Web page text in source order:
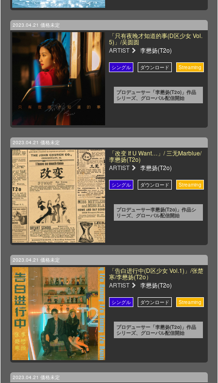
2023.04.21 価格未定
「只有夜晚才知道的事(D区少女 Vol.
5)」/吴圆圆
ARTIST
李懋扬(T2o)
プロデューサー「李懋扬(T2o)」作品
シリーズ、グローバル配信開始
2023.04.21 価格未定
「改变 If U Want…」/ 三无Marblue/
李懋扬(T2o)
ARTIST
李懋扬(T2o)
プロデューサー李懋扬(T2o)」作品シ
リーズ、グローバル配信開始
2023.04.21 価格未定
「告白进行中(D区少女 Vol.1)」/张楚
寒/李懋扬(T2o）
ARTIST
李懋扬(T2o)
プロデューサー「李懋扬(T2o)」作品
シリーズ、グローバル配信開始
2023.04.21 価格未定